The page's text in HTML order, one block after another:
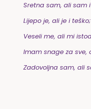
Sretna sam, ali sam
Lijepo je, ali je i teško;
Veseli me, ali mi
Imam snage za sve,
Zadovoljna sam, ali